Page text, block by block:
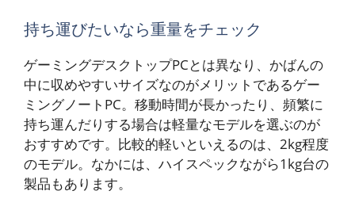
持ち運びたいなら重量をチェック
ゲーミングデスクトップPCとは異なり、かばんの
中に収めやすいサイズなのがメリットであるゲー
ミングノートPC。移動時間が長かったり、頻繁に
持ち運んだりする場合は軽量なモデルを選ぶのが
おすすめです。比較的軽いといえるのは、2kg程度
のモデル。なかには、ハイスペックながら1kg台の
製品もあります。